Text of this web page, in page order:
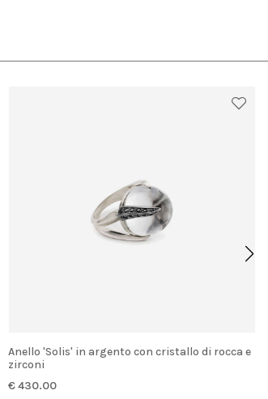
Anello 'Solis' in argento con cristallo di rocca e
zirconi
€ 430.00